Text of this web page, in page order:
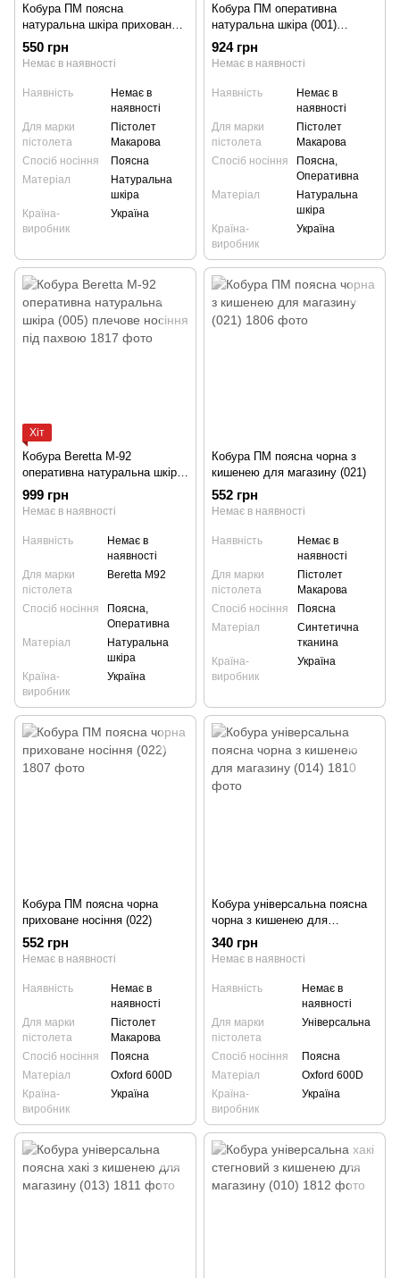
Кобура ПМ поясна
натуральна шкіра приховане
носіння (007)
550 грн
Немає в наявності
Наявність
Немає в
наявності
Для марки
пістолета
Пістолет
Макарова
Спосіб носіння
Поясна
Матеріал
Натуральна
шкіра
Країна-
виробник
Україна
Кобура ПМ оперативна
натуральна шкіра (001)
плечове носіння під пахвою
924 грн
Немає в наявності
Наявність
Немає в
наявності
Для марки
пістолета
Пістолет
Макарова
Спосіб носіння
Поясна,
Оперативна
Матеріал
Натуральна
шкіра
Країна-
виробник
Україна
Хіт
Кобура Beretta M-92
оперативна натуральна шкіра
(005) плечове носіння під
пахвою
999 грн
Немає в наявності
Наявність
Немає в
наявності
Для марки
пістолета
Beretta M92
Спосіб носіння
Поясна,
Оперативна
Матеріал
Натуральна
шкіра
Країна-
виробник
Україна
Кобура ПМ поясна чорна з
кишенею для магазину (021)
552 грн
Немає в наявності
Наявність
Немає в
наявності
Для марки
пістолета
Пістолет
Макарова
Спосіб носіння
Поясна
Матеріал
Синтетична
тканина
Країна-
виробник
Україна
Кобура ПМ поясна чорна
приховане носіння (022)
552 грн
Немає в наявності
Наявність
Немає в
наявності
Для марки
пістолета
Пістолет
Макарова
Спосіб носіння
Поясна
Матеріал
Oxford 600D
Країна-
виробник
Україна
Кобура універсальна поясна
чорна з кишенею для
магазину (014)
340 грн
Немає в наявності
Наявність
Немає в
наявності
Для марки
пістолета
Універсальна
Спосіб носіння
Поясна
Матеріал
Oxford 600D
Країна-
виробник
Україна